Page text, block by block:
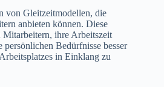
von Gleitzeitmodellen, die
anbieten können. Diese
ihre Arbeitszeit
Bedürfnisse besser
in Einklang zu